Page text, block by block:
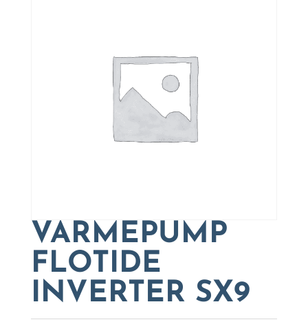
VÄRMEPUMP
FLOTIDE
INVERTER SX9